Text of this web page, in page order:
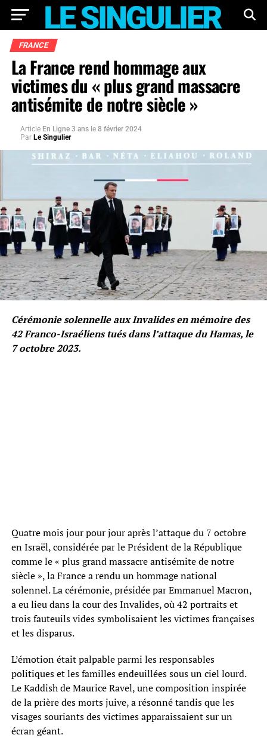
FRANCE
La France rend hommage aux
victimes du « plus grand massacre
antisémite de notre siècle »
Article En Ligne 3 ans le 8 février 2024
Par Le Singulier
Cérémonie solennelle aux Invalides en mémoire des
42 Franco-Israéliens tués dans l’attaque du Hamas, le
7 octobre 2023.
Quatre mois jour pour jour après l’attaque du 7 octobre
en Israël, considérée par le Président de la République
comme le « plus grand massacre antisémite de notre
siècle », la France a rendu un hommage national
solennel. La cérémonie, présidée par Emmanuel Macron,
a eu lieu dans la cour des Invalides, où 42 portraits et
trois fauteuils vides symbolisaient les victimes françaises
et les disparus.
L’émotion était palpable parmi les responsables
politiques et les familles endeuillées sous un ciel lourd.
Le Kaddish de Maurice Ravel, une composition inspirée
de la prière des morts juive, a résonné tandis que les
visages souriants des victimes apparaissaient sur un
écran géant.